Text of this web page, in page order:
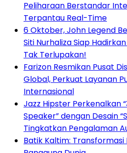
Peliharaan Berstandar
Terpantau Real-Time
6 Oktober, John Legend
Siti Nurhaliza Siap
Tak Terlupakan!
Farizon Resmikan Pusat
Global, Perkuat Layanan
Internasional
Jazz Hipster Perkenalkan
Speaker” dengan Desain
Tingkatkan Pengalaman
Batik Kaltim: